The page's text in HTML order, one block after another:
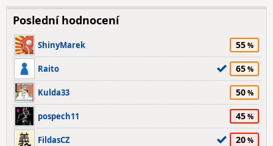
Poslední hodnocení
ShinyMarek 55
Raito 65
Kulda33 50
pospech11 45
FildasCZ 20